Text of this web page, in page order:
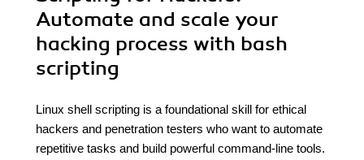
Automate and scale your
hacking process with bash
scripting
Linux shell scripting is a foundational skill for ethical
hackers and penetration testers who want to automate
repetitive tasks and build powerful command-line tools.